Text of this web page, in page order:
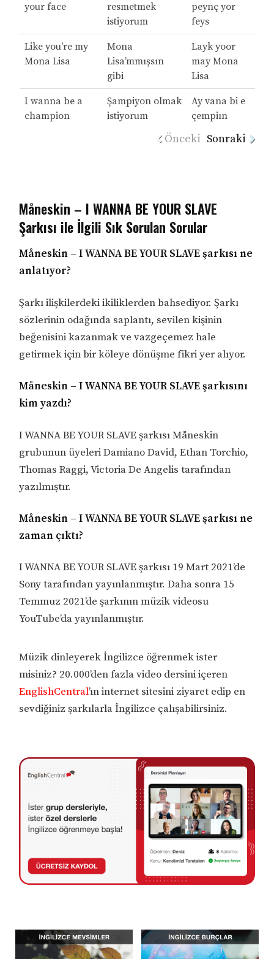
your face
resmetmek
istiyorum
peynç yor
feys
Like you're my
Mona Lisa
Mona
Lisa’mmışsın
gibi
Layk yoor
may Mona
Lisa
I wanna be a
champion
Şampiyon olmak
istiyorum
Ay vana bi e
çempiın
Önceki Sonraki
Måneskin – I WANNA BE YOUR SLAVE
Şarkısı ile İlgili Sık Sorulan Sorular
Måneskin – I WANNA BE YOUR SLAVE şarkısı ne
anlatıyor?
Şarkı ilişkilerdeki ikiliklerden bahsediyor. Şarkı
sözlerinin odağında saplantı, sevilen kişinin
beğenisini kazanmak ve vazgeçemez hale
getirmek için bir köleye dönüşme fikri yer alıyor.
Måneskin – I WANNA BE YOUR SLAVE şarkısını
kim yazdı?
I WANNA BE YOUR SLAVE şarkısı Måneskin
grubunun üyeleri Damiano David, Ethan Torchio,
Thomas Raggi, Victoria De Angelis tarafından
yazılmıştır.
Måneskin – I WANNA BE YOUR SLAVE şarkısı ne
zaman çıktı?
I WANNA BE YOUR SLAVE şarkısı 19 Mart 2021’de
Sony tarafından yayınlanmıştır. Daha sonra 15
Temmuz 2021’de şarkının müzik videosu
YouTube’da yayınlanmıştır.
Müzik dinleyerek İngilizce öğrenmek ister
misiniz? 20.000’den fazla video dersini içeren
EnglishCentral’ın internet sitesini ziyaret edip en
sevdiğiniz şarkılarla İngilizce çalışabilirsiniz.